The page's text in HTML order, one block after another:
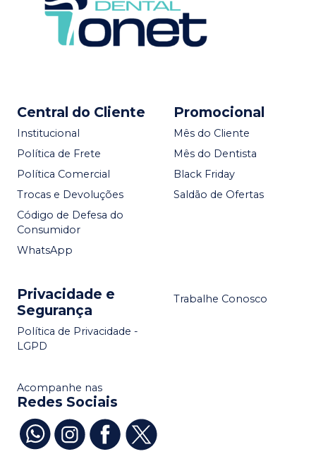
Central do Cliente
Institucional
Política de Frete
Política Comercial
Trocas e Devoluções
Código de Defesa do
Consumidor
WhatsApp
Promocional
Mês do Cliente
Mês do Dentista
Black Friday
Saldão de Ofertas
Privacidade e
Segurança
Política de Privacidade -
LGPD
Trabalhe Conosco
Acompanhe nas
Redes Sociais